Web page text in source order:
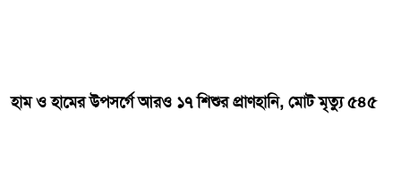
হাম ও হামের উপসর্গে আরও ১৭ শিশুর প্রাণহানি, মোট মৃত্যু ৫৪৫